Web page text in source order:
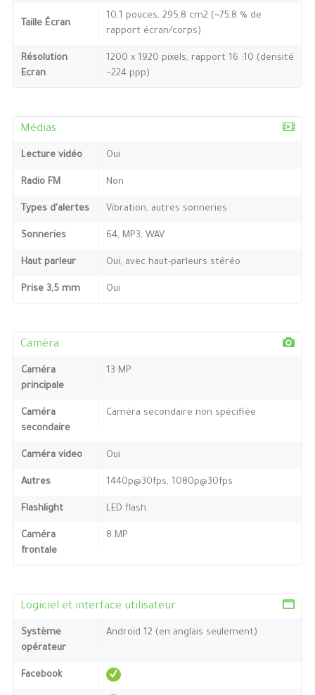
Taille Écran
10,1 pouces, 295,8 cm2 (~75,8 % de
rapport écran/corps)
Résolution
Ecran
1200 x 1920 pixels, rapport 16 :10 (densité
~224 ppp)
Médias
Lecture vidéo Oui
Radio FM Non
Types d'alertes Vibration, autres sonneries
Sonneries 64, MP3, WAV
Haut parleur Oui, avec haut-parleurs stéréo
Prise 3,5 mm Oui
Caméra
Caméra
principale
13 MP
Caméra
secondaire
Caméra secondaire non spécifiée
Caméra video Oui
Autres 1440p@30fps, 1080p@30fps
Flashlight LED flash
Caméra
frontale
8 MP
Logiciel et interface utilisateur
Système
opérateur
Android 12 (en anglais seulement)
Facebook